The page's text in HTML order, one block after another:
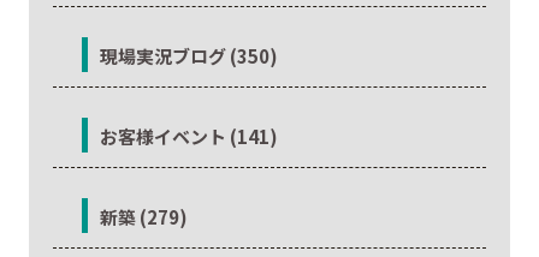
現場実況ブログ (350)
お客様イベント (141)
新築 (279)